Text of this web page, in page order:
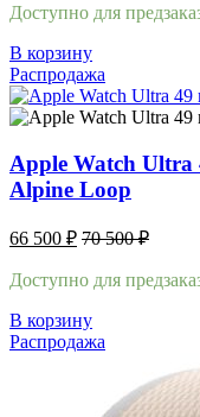
Доступно для
В корзину
Распродажа
Apple Watch
Alpine Loop
66 500 ₽ 70 500₽
Доступно для
В корзину
Распродажа